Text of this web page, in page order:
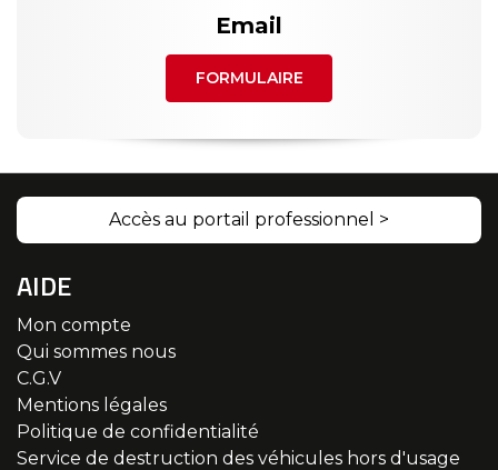
Email
FORMULAIRE
Accès au portail professionnel >
AIDE
Mon compte
Qui sommes nous
C.G.V
Mentions légales
Politique de confidentialité
Service de destruction des véhicules hors d'usage